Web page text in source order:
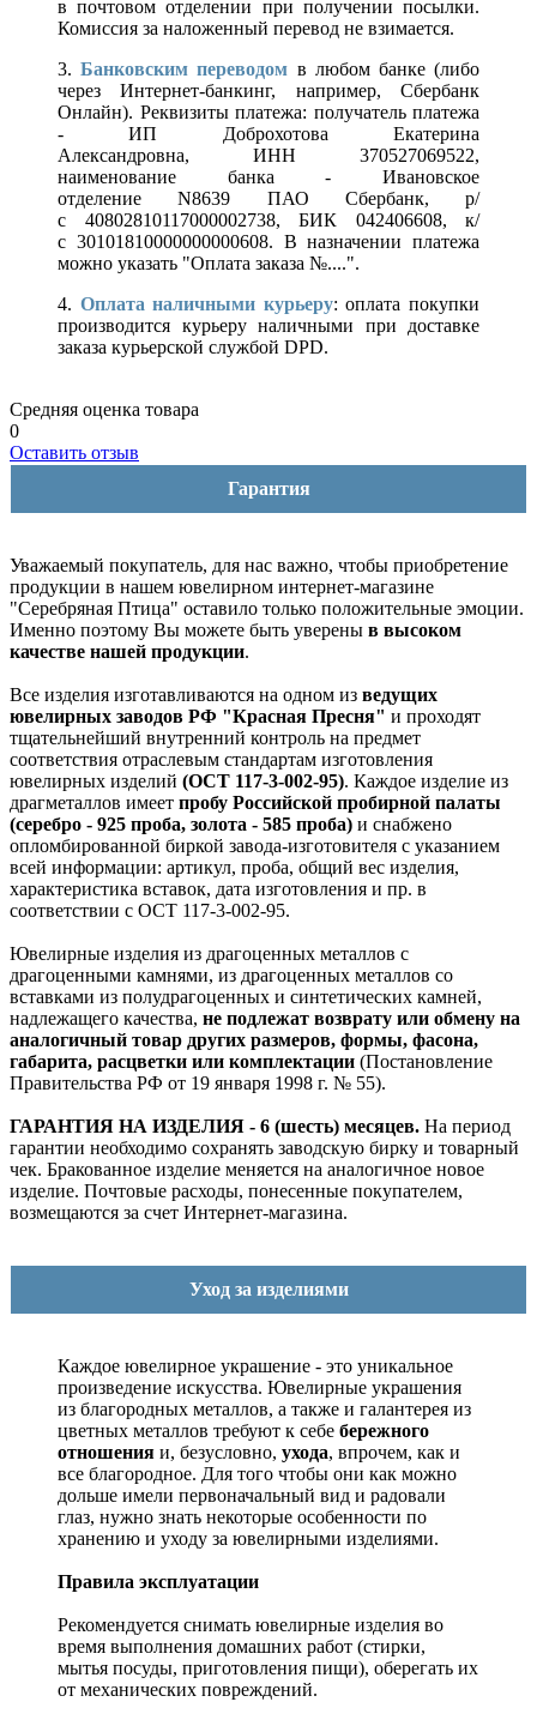
в почтовом отделении при получении посылки.
Комиссия за наложенный перевод не взимается.
3.Банковским переводом в любом банке (либо
через Интернет-банкинг, например, Сбербанк
Онлайн). Реквизиты платежа: получатель платежа
- ИП Доброхотова Екатерина
Александровна, ИНН 370527069522,
наименование банка - Ивановское
отделение N8639 ПАО Сбербанк, р/
с 40802810117000002738, БИК 042406608, к/
с 30101810000000000608. В назначении платежа
можно указать "Оплата заказа №....".
4. Оплата наличными курьеру: оплата покупки
производится курьеру наличными при доставке
заказа курьерской службой DPD.
Средняя оценка товара
0
Оставить отзыв
Гарантия
Уважаемый покупатель, для нас важно, чтобы приобретение
продукции в нашем ювелирном интернет-магазине
"Серебряная Птица" оставило только положительные эмоции.
Именно поэтому Вы можете быть уверены в высоком
качестве нашей продукции.
Все изделия изготавливаются на одном из ведущих
ювелирных заводов РФ "Красная Пресня" и проходят
тщательнейший внутренний контроль на предмет
соответствия отраслевым стандартам изготовления
ювелирных изделий (ОСТ 117-3-002-95). Каждое изделие из
драгметаллов имеет пробу Российской пробирной палаты
(серебро - 925 проба, золота - 585 проба) и снабжено
опломбированной биркой завода-изготовителя с указанием
всей информации: артикул, проба, общий вес изделия,
характеристика вставок, дата изготовления и пр. в
соответствии с ОСТ 117-3-002-95.
Ювелирные изделия из драгоценных металлов с
драгоценными камнями, из драгоценных металлов со
вставками из полудрагоценных и синтетических камней,
надлежащего качества, не подлежат возврату или обмену на
аналогичный товар других размеров, формы, фасона,
габарита, расцветки или комплектации (Постановление
Правительства РФ от 19 января 1998 г. № 55).
ГАРАНТИЯ НА ИЗДЕЛИЯ - 6 (шесть) месяцев. На период
гарантии необходимо сохранять заводскую бирку и товарный
чек. Бракованное изделие меняется на аналогичное новое
изделие. Почтовые расходы, понесенные покупателем,
возмещаются за счет Интернет-магазина.
Уход за изделиями
Каждое ювелирное украшение - это уникальное
произведение искусства. Ювелирные украшения
из благородных металлов, а также и галантерея из
цветных металлов требуют к себе бережного
отношения и, безусловно, ухода, впрочем, как и
все благородное. Для того чтобы они как можно
дольше имели первоначальный вид и радовали
глаз, нужно знать некоторые особенности по
хранению и уходу за ювелирными изделиями.
Правила эксплуатации
Рекомендуется снимать ювелирные изделия во
время выполнения домашних работ (стирки,
мытья посуды, приготовления пищи), оберегать их
от механических повреждений.